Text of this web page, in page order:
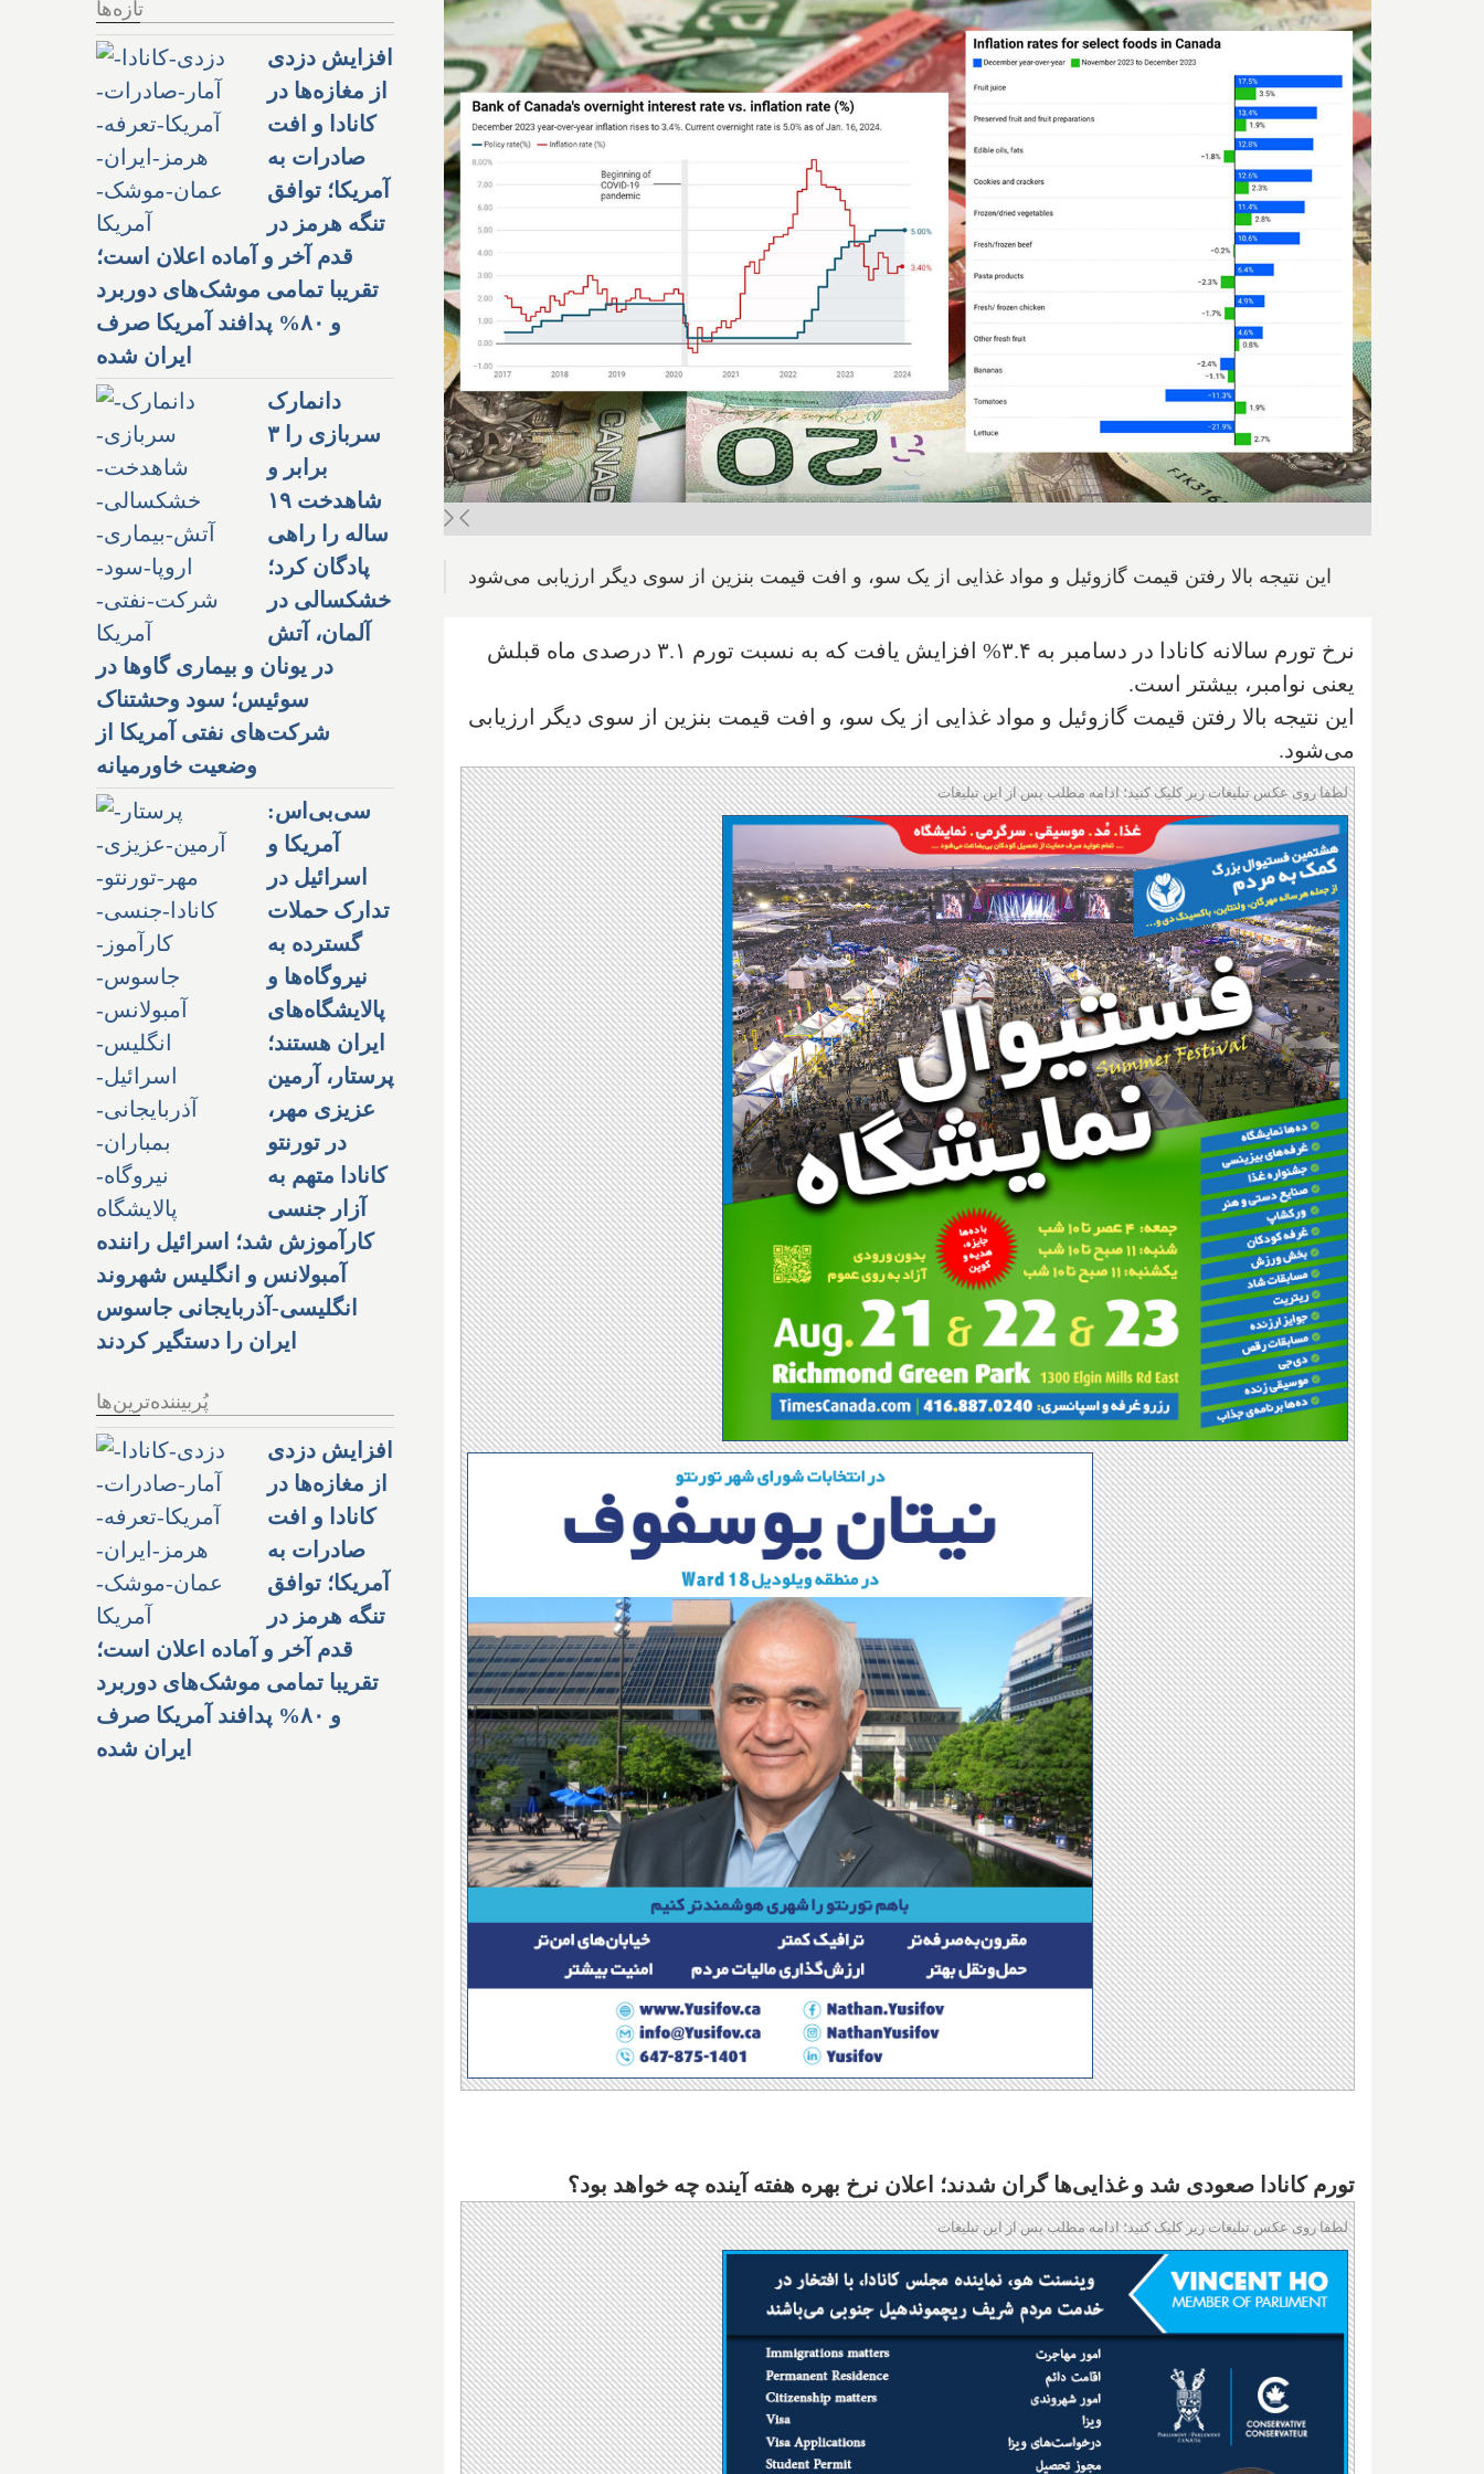
این نتیجه بالا رفتن قیمت گازوئیل و مواد غذایی از یک سو، و افت قیمت بنزین از سوی دیگر ارزیابی می‌شود
نرخ تورم سالانه کانادا در دسامبر به ۳.۴% افزایش یافت که به نسبت تورم ۳.۱ درصدی ماه قبلش
یعنی نوامبر، بیشتر است.
این نتیجه بالا رفتن قیمت گازوئیل و مواد غذایی از یک سو، و افت قیمت بنزین از سوی دیگر ارزیابی
می‌شود.
لطفا روی عکس تبلیغات زیر کلیک کنید؛ ادامه مطلب پس از این تبلیغات
تورم کانادا صعودی شد و غذایی‌ها گران شدند؛ اعلان نرخ بهره هفته آینده چه خواهد بود؟
لطفا روی عکس تبلیغات زیر کلیک کنید؛ ادامه مطلب پس از این تبلیغات
تازه‌ها
افزایش دزدی
از مغازه‌ها در
کانادا و افت
صادرات به
آمریکا؛ توافق
تنگه هرمز در
قدم آخر و آماده اعلان است؛
تقریبا تمامی موشک‌های دوربرد
و ۸۰% پدافند آمریکا صرف
ایران شده
دانمارک
سربازی را ۳
برابر و
شاهدخت ۱۹
ساله را راهی
پادگان کرد؛
خشکسالی در
آلمان، آتش
در یونان و بیماری گاوها در
سوئیس؛ سود وحشتناک
شرکت‌های نفتی آمریکا از
وضعیت خاورمیانه
سی‌بی‌اس:
آمریکا و
اسرائیل در
تدارک حملات
گسترده به
نیروگاه‌ها و
پالایشگاه‌های
ایران هستند؛
پرستار، آرمین
عزیزی مهر،
در تورنتو
کانادا متهم به
آزار جنسی
کارآموزش شد؛ اسرائیل راننده
آمبولانس و انگلیس شهروند
انگلیسی-آذربایجانی جاسوس
ایران را دستگیر کردند
پُربیننده‌ترین‌ها
افزایش دزدی
از مغازه‌ها در
کانادا و افت
صادرات به
آمریکا؛ توافق
تنگه هرمز در
قدم آخر و آماده اعلان است؛
تقریبا تمامی موشک‌های دوربرد
و ۸۰% پدافند آمریکا صرف
ایران شده